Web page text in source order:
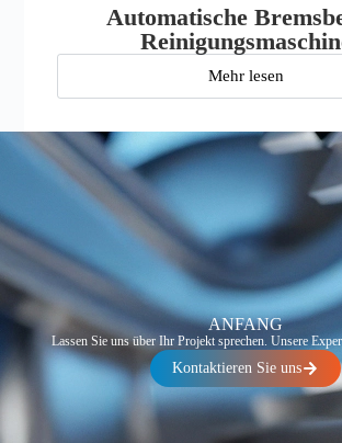
Automatische
Mehr lesen
ANFANG
Lassen Sie uns über Ihr Projekt sprechen. Unsere
Kontaktieren Sie uns